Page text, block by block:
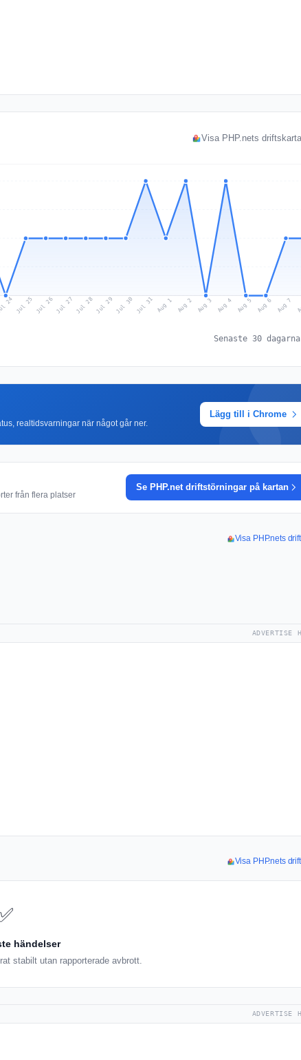
Visa PHP.nets driftskarta
24 Jul 25 Jul 26Jul 27 Jul 28Jul 29 Jul 30 Jul 31 Aug 1 Aug 2 Aug 3 Aug 4 Aug 5 Aug 6 Aug 7
Senaste 30 dagarna
realtidsvarningar när något går ner.
Lägg till i Chrome
från flera platser
Se PHP.net driftstörningar på kartan
Visa PHP.nets
ADVERTISE
Visa PHP.nets
händelser
stabilt utan rapporterade avbrott.
ADVERTISE